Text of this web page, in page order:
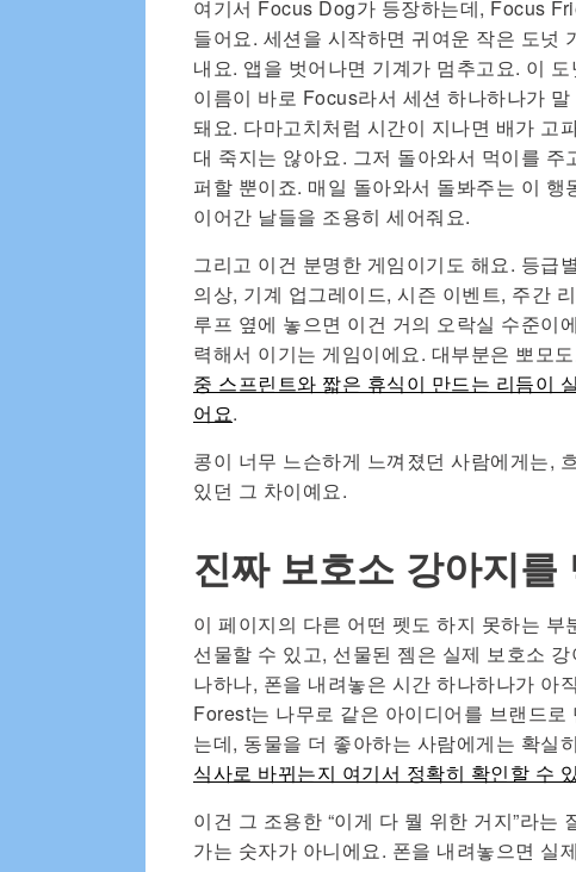
여기서 Focus Dog가 등장하는데, Focus
들어요. 세션을 시작하면 귀여운 작은 도넛
내요. 앱을 벗어나면 기계가 멈추고요. 이
이름이 바로 Focus라서 세션 하나하나가
돼요. 다마고치처럼 시간이 지나면 배가 고
대 죽지는 않아요. 그저 돌아와서 먹이를
퍼할 뿐이죠. 매일 돌아와서 돌봐주는 이
이어간 날들을 조용히 세어줘요.
그리고 이건 분명한 게임이기도 해요. 등급
의상, 기계 업그레이드, 시즌 이벤트, 주간
루프 옆에 놓으면 이건 거의 오락실 수준이
력해서 이기는 게임이에요. 대부분은 뽀모
중 스프린트와 짧은 휴식이 만드는 리듬이
어요.
콩이 너무 느슨하게 느껴졌던 사람에게는,
있던 그 차이예요.
진짜 보호소 강아지를
이 페이지의 다른 어떤 펫도 하지 못하는
선물할 수 있고, 선물된 젬은 실제 보호소
나하나, 폰을 내려놓은 시간 하나하나가 아
Forest는 나무로 같은 아이디어를 브랜드
는데, 동물을 더 좋아하는 사람에게는 확실
식사로 바뀌는지 여기서 정확히 확인할 수
이건 그 조용한 “이게 다 뭘 위한 거지”라
가는 숫자가 아니에요. 폰을 내려놓으면 실